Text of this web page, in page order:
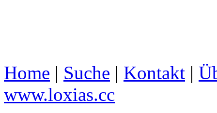
Home | Suche | Kontakt |
www.loxias.cc